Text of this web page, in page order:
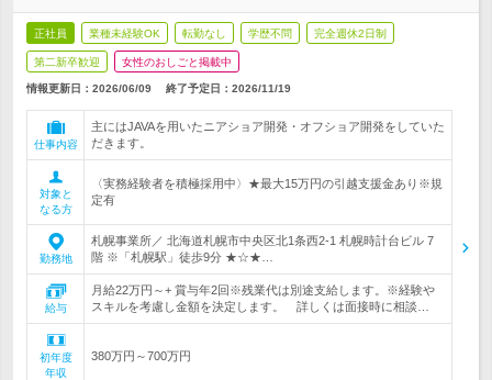
正社員 業種未経験OK 転勤なし 学歴不問 完全週休2日制
第二新卒歓迎 女性のおしごと掲載中
情報更新日：2026/06/09 終了予定日： 2026/11/19
仕事内容
主にはJAVAを用いたニアショア開発・オフショア開発をしていた
だきます。
対象と
なる方
〈実務経験者を積極採用中〉★最大15万円の引越支援金あり※規
定有
勤務地
札幌事業所／ 北海道札幌市中央区北1条西2-1 札幌時計台ビル 7
階 ※「札幌駅」徒歩9分 ★☆★…
給与
月給22万円～+ 賞与年2回※残業代は別途支給します。※経験や
スキルを考慮し金額を決定します。 詳しくは面接時に相談…
初年度
年収
380万円～700万円